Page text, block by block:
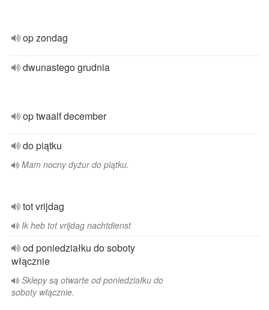
op zondag
dwunastego grudnia
op twaalf december
do piątku
Mam nocny dyżur do piątku.
tot vrijdag
Ik heb tot vrijdag nachtdienst
od poniedziałku do soboty
włącznie
Sklepy są otwarte od poniedziałku do
soboty włącznie.